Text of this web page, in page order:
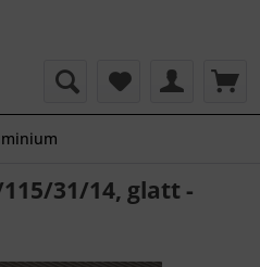
31/14, glatt -